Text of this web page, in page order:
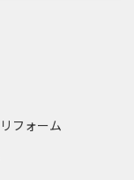
フォーム